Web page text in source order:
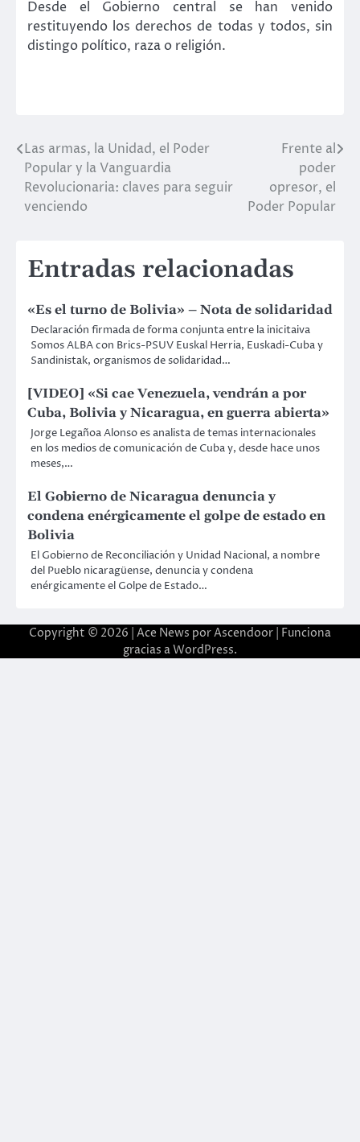
Desde el Gobierno central se han venido
restituyendo los derechos de todas y todos, sin
distingo político, raza o religión.
Navegación
de
entradas
Las armas, la Unidad, el Poder
Popular y la Vanguardia
Revolucionaria: claves para seguir
venciendo
Frente al
poder
opresor, el
Poder Popular
Entradas relacionadas
«Es el turno de Bolivia» – Nota de solidaridad
Declaración firmada de forma conjunta entre la inicitaiva
Somos ALBA con Brics-PSUV Euskal Herria, Euskadi-Cuba y
Sandinistak, organismos de solidaridad…
[VIDEO] «Si cae Venezuela, vendrán a por
Cuba, Bolivia y Nicaragua, en guerra abierta»
Jorge Legañoa Alonso es analista de temas internacionales
en los medios de comunicación de Cuba y, desde hace unos
meses,…
El Gobierno de Nicaragua denuncia y
condena enérgicamente el golpe de estado en
Bolivia
El Gobierno de Reconciliación y Unidad Nacional, a nombre
del Pueblo nicaragüense, denuncia y condena
enérgicamente el Golpe de Estado…
Copyright © 2026 | Ace News porAscendoor | Funciona
gracias aWordPress.